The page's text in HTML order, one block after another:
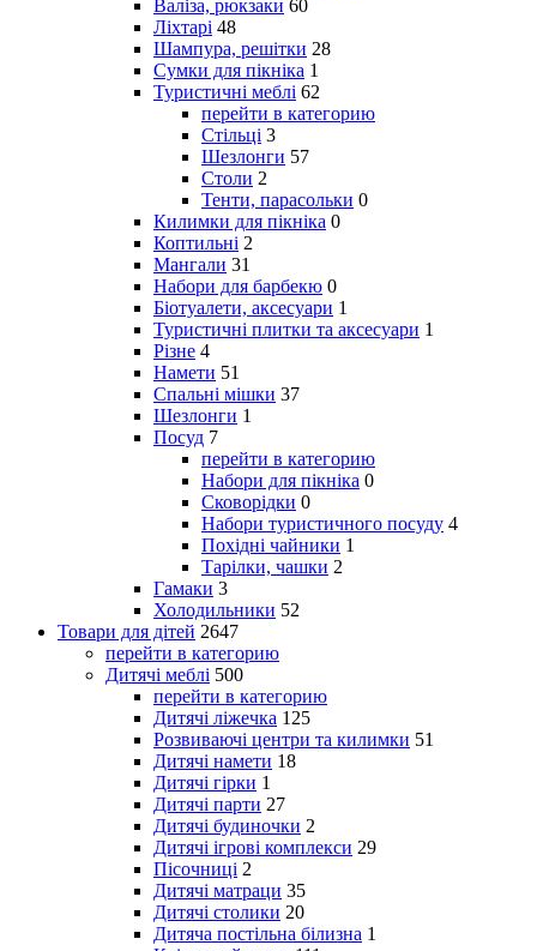
Валіза, рюкзаки 60
Ліхтарі 48
Шампура, решітки 28
Сумки для пікніка 1
Туристичні меблі 62
перейти в категорию
Стільці 3
Шезлонги 57
Столи 2
Тенти, парасольки 0
Килимки для пікніка 0
Коптильні 2
Мангали 31
Набори для барбекю 0
Біотуалети, аксесуари 1
Туристичні плитки та аксесуари 1
Різне 4
Намети 51
Спальні мішки 37
Шезлонги 1
Посуд 7
перейти в категорию
Набори для пікніка 0
Сковорідки 0
Набори туристичного посуду 4
Похідні чайники 1
Тарілки, чашки 2
Гамаки 3
Холодильники 52
Товари для дітей 2647
перейти в категорию
Дитячі меблі 500
перейти в категорию
Дитячі ліжечка 125
Розвиваючі центри та килимки 51
Дитячі намети 18
Дитячі гірки 1
Дитячі парти 27
Дитячі будиночки 2
Дитячі ігрові комплекси 29
Пісочниці 2
Дитячі матраци 35
Дитячі столики 20
Дитяча постільна білизна 1